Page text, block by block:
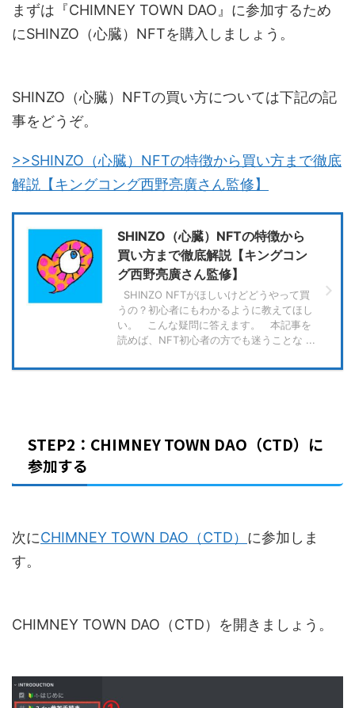
まずは『CHIMNEY TOWN DAO』に参加するため
にSHINZO（心臓）NFTを購入しましょう。
SHINZO（心臓）NFTの買い方については下記の記
事をどうぞ。
>>SHINZO（心臓）NFTの特徴から買い方まで徹底
解説【キングコング西野亮廣さん監修】
SHINZO（心臓）NFTの特徴から
買い方まで徹底解説【キングコン
グ西野亮廣さん監修】
SHINZO NFTがほしいけどどうやって買
うの？初心者にもわかるように教えてほし
い。 こんな疑問に答えます。 本記事を
読めば、NFT初心者の方でも迷うことな ...
STEP2：CHIMNEY TOWN DAO（CTD）に
参加する
次にCHIMNEY TOWN DAO（CTD） に参加しま
す。
CHIMNEY TOWN DAO（CTD）を開きましょう。